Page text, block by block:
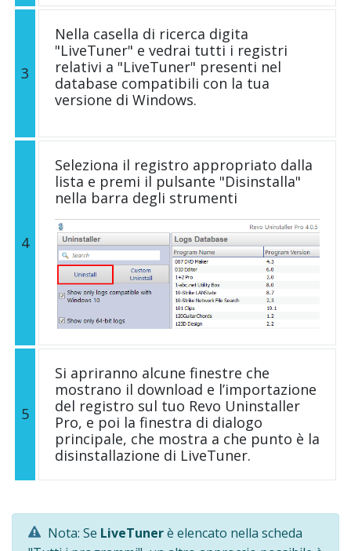
3
Nella casella di ricerca digita
"LiveTuner" e vedrai tutti i registri
relativi a "LiveTuner" presenti nel
database compatibili con la tua
versione di Windows.
4
Seleziona il registro appropriato dalla
lista e premi il pulsante "Disinstalla"
nella barra degli strumenti
5
Si apriranno alcune finestre che
mostrano il download e l’importazione
del registro sul tuo Revo Uninstaller
Pro, e poi la finestra di dialogo
principale, che mostra a che punto è la
disinstallazione di LiveTuner.
Nota: Se LiveTunerè elencato nella scheda